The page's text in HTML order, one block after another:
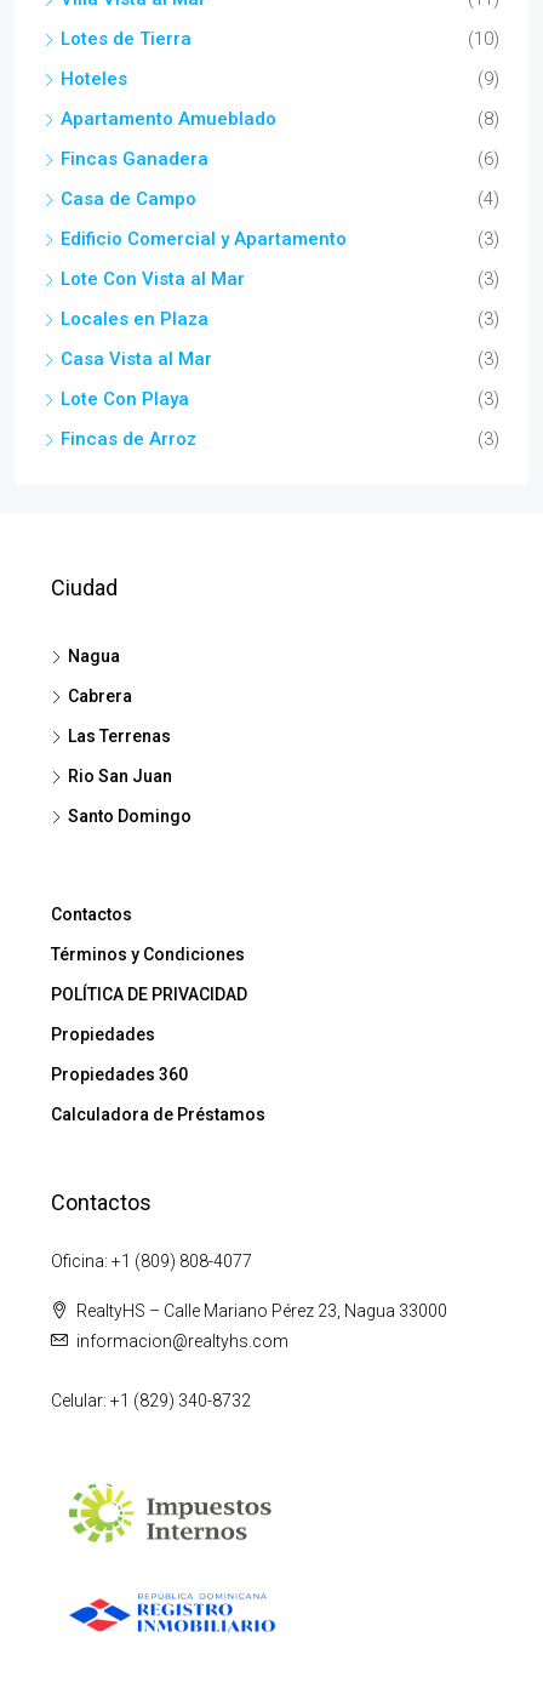
Lotes de Tierra
(10)
Hoteles
(9)
Apartamento Amueblado
(8)
Fincas Ganadera
(6)
Casa de Campo
(4)
Edificio Comercial y Apartamento
(3)
Lote Con Vista al Mar
(3)
Locales en Plaza
(3)
Casa Vista al Mar
(3)
Lote Con Playa
(3)
Fincas de Arroz
(3)
Ciudad
Nagua
Cabrera
Las Terrenas
Rio San Juan
Santo Domingo
Contactos
Términos y Condiciones
POLÍTICA DE PRIVACIDAD
Propiedades
Propiedades 360
Calculadora de Préstamos
Contactos
Oficina: +1 (809) 808-4077
RealtyHS – Calle Mariano Pérez 23, Nagua 33000
informacion@realtyhs.com
Celular: +1 (829) 340-8732